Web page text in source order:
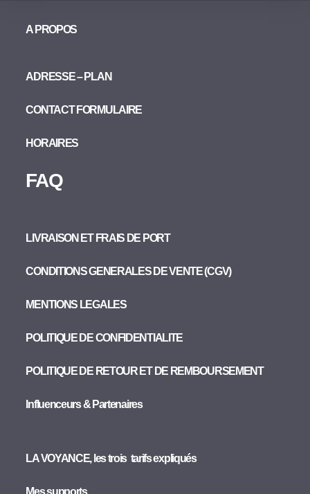
A PROPOS
ADRESSE – PLAN
CONTACT FORMULAIRE
HORAIRES
FAQ
LIVRAISON ET FRAIS DE PORT
CONDITIONS GENERALES DE VENTE (CGV)
MENTIONS LEGALES
POLITIQUE DE CONFIDENTIALITE
POLITIQUE DE RETOUR ET DE REMBOURSEMENT
Influenceurs & Partenaires
LA VOYANCE, les trois tarifs expliqués